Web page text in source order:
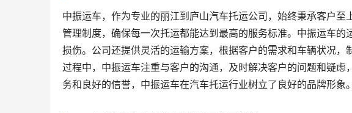
中振运车，作为专业的丽江到庐山汽车托运公司，始终秉承客户
管理制度，确保每一次托运都能达到最高的服务标准。中振运车
损伤。公司还提供灵活的运输方案，根据客户的需求和车辆状况
过程中，中振运车注重与客户的沟通，及时解决客户的问题和疑
务和良好的信誉，中振运车在汽车托运行业树立了良好的品牌形象。